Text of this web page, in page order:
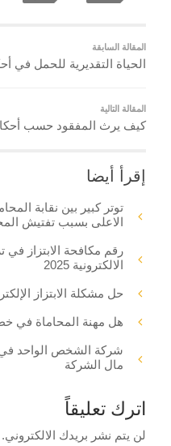
المقالة السابقة
الحياة التقديرية للحمل في
المقالة التالية
كيف يرث المفقود حسب أحكام
إقرأ أيضا
توتر كبير بين نقابة
الاعلى بسبب تفتيش
رقم مكافحة الابتزاز في
الالكترونية 2025
حل مشكلة الابتزاز
هل مهنة المحاماة في
شركة الشخص الواحد في
مال الشركة
اترك تعليقاً
لن يتم نشر بريدك الالكتروني.